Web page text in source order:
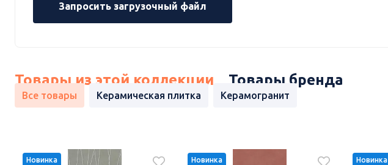
Запросить загрузочный файл
Товары из этой коллекции Товары бренда
Все товары Керамическая плитка Керамогранит
Новинка Новинка Новинка